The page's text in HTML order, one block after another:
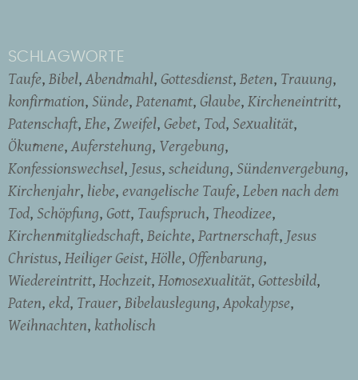
SCHLAGWORTE
Taufe Bibel Abendmahl Gottesdienst Beten Trauung
konfirmation Sünde Patenamt Glaube Kircheneintritt
Patenschaft Ehe Zweifel Gebet Tod Sexualität
Ökumene Auferstehung Vergebung
Konfessionswechsel Jesus scheidung Sündenvergebung
Kirchenjahr liebe evangelische Taufe Leben nach dem
Tod Schöpfung Gott Taufspruch Theodizee
Kirchenmitgliedschaft Beichte Partnerschaft Jesus
Christus Heiliger Geist Hölle Offenbarung
Wiedereintritt Hochzeit Homosexualität Gottesbild
Paten ekd Trauer Bibelauslegung Apokalypse
Weihnachten katholisch